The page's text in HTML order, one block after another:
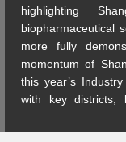
highlighting
biopharmaceutical
more fully
momentum of
this year’s
with key districts,
organizations to
throughout the year.